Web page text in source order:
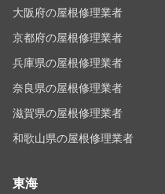
大阪府の屋根修理業者
京都府の屋根修理業者
兵庫県の屋根修理業者
奈良県の屋根修理業者
滋賀県の屋根修理業者
和歌山県の屋根修理業者
東海